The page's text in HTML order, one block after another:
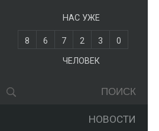
НАС УЖЕ
8 6 7 2 3
0
ЧЕЛОВЕК
НОВОСТИ